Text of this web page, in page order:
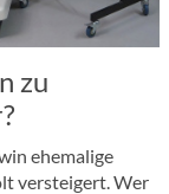
zu
ehemalige
versteigert. Wer